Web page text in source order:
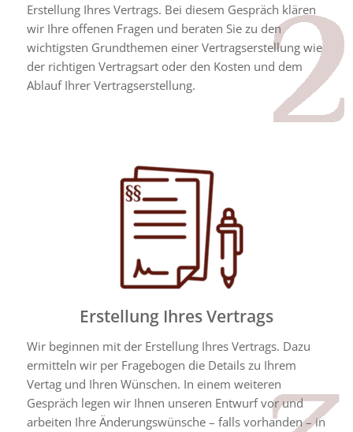
Erstellung Ihres Vertrags. Bei diesem Gespräch klären
wir Ihre offenen Fragen und beraten Sie zu den
wichtigsten Grundthemen einer Vertragserstellung wie
der richtigen Vertragsart oder den Kosten und dem
Ablauf Ihrer Vertragserstellung.
Erstellung Ihres Vertrags
Wir beginnen mit der Erstellung Ihres Vertrags. Dazu
ermitteln wir per Fragebogen die Details zu Ihrem
Vertag und Ihren Wünschen. In einem weiteren
Gespräch legen wir Ihnen unseren Entwurf vor und
arbeiten Ihre Änderungswünsche – falls vorhanden – in